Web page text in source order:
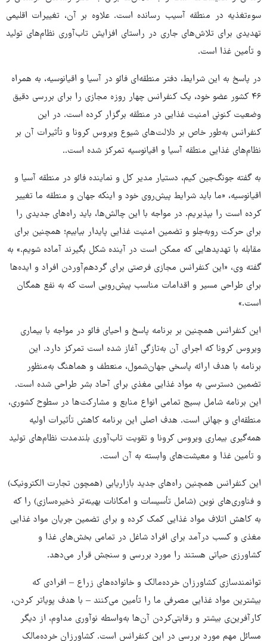
سوءتغذیه در منطقه آسیب رسانده است. علاوه بر آن، تغییرات اقلیمی
تهدیدی برای تلاش‌های جاری در راستای افزایش تاب‌آوری نظام‌های تولید
و تأمین غذا است.
در پاسخ به این شرایط، دفتر منطقه‌ای فائو در آسیا و اقیانوسیه، به همراه
۴۶ کشور عضو خود، یک کنفرانس چهار روزه مجازی را برای بررسی دقیق
وضعیت کنونی امنیت غذایی در منطقه برگزار کرده است. در این
کنفرانس به‌طور خاص بر دلالت‌های شیوع ویروس کرونا و تأثیرات آن بر
نظام‌های غذایی منطقه آسیا و اقیانوسیه تمرکز شده است..
به گفته جونگ‌جین کیم، دستیار مدیر کل و نماینده فائو در منطقه آسیا و
اقیانوسیه، «ما باید شرایط پیش‌روی خود و اینکه جهان و منطقه ما تغییر
کرده است را بپذیریم. در مواجه با این چالش‌ها، باید راه‌های جدیدی را
برای حرکت روبه‌جلو و تضمین امنیت غذایی پایدار بیابیم؛ همچنین برای
مقابله با تهدیدهایی که ممکن است در آینده شکل بگیرند آماده شویم.» به
گفته وی، «این کنفرانس مجازی فرصتی برای گردهم‌آوردن افراد و ایده‌ها
برای طراحی مسیر و اقدامات مناسب پیش‌رویی است که به نفع همگان
است.»
این کنفرانس همچنین بر برنامه پاسخ و احیای فائو در مواجه با بیماری
ویروس کرونا که اجرای آن به‌تازگی آغاز شده است تمرکز دارد. این
برنامه با هدف ارائه پاسخی جهان‌شمول، منعطف و هماهنگ به‌منظور
تضمین دسترسی به مواد غذایی مغذی برای آحاد بشر طراحی شده است.
این برنامه شامل بسیج تمامی انواع منابع و مشارکت‌ها در سطوح کشوری،
منطقه‌ای و جهانی است. هدف اصلی این برنامه کاهش تأثیرات اولیه
همه‌گیری بیماری ویروس کرونا و تقویت تاب‌آوری بلندمدت نظام‌های تولید
و تأمین غذا و معیشت‌های وابسته به آن است.
این کنفرانس همچنین راه‌های جدید بازاریابی (همچون تجارت الکترونیک)
و فناوری‌های نوین (شامل تأسیسات و امکانات بهینه‌تر ذخیره‌سازی) را که
به کاهش اتلاف مواد غذایی کمک کرده و برای تضمین جریان مواد غذایی
مغذی و کسب درآمد برای افراد شاغل در تمامی بخش‌های غذا و
کشاورزی حیاتی هستند را مورد بررسی و سنجش قرار می‌دهد.
توانمندسازی کشاورزان خرده‌مالک و خانواده‌های زراع – افرادی که
بیشترین مواد غذایی مصرفی ما را تأمین می‌کنند – با هدف پویاتر کردن،‌
کارآفرین‌ی بیشتر و رقابتی‌کردن آن‌ها به‌واسطه نوآوری مداوم،‌ از دیگر
مسائل مهم مورد بررسی در این کنفرانس است. کشاورزان خرده‌مالک